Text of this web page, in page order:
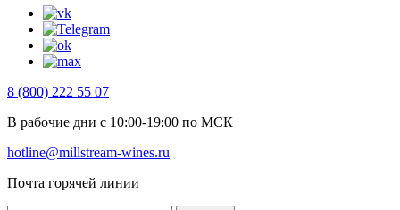
8 (800) 222 55 07
В рабочие дни с 10:00-19:00 по МСК
hotline@millstream-wines.ru
Почта горячей линии